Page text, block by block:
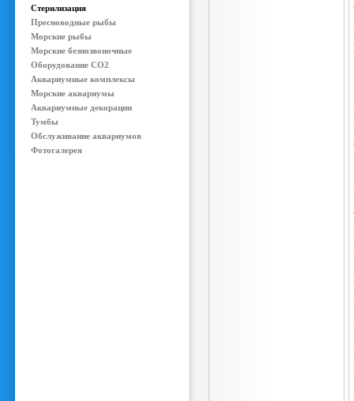
Стерилизация
Пресноводные рыбы
Морские рыбы
Морские безпозвоночные
Оборудование CO2
Аквариумные комплексы
Морские аквариумы
Аквариумные декорации
Тумбы
Обслуживание аквариумов
Фотогалерея